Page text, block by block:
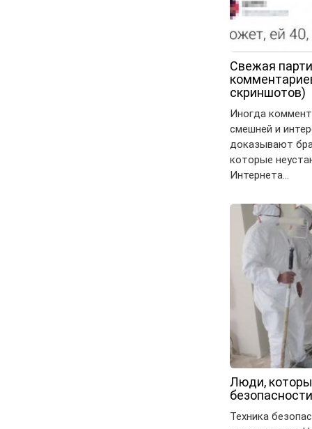
Свежая
скриншотов)
Иногда
смешней и
доказывают
которые
Интернета…
Люди,
Техника